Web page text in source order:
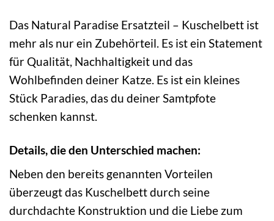
Das Natural Paradise Ersatzteil – Kuschelbett ist
mehr als nur ein Zubehörteil. Es ist ein Statement
für Qualität, Nachhaltigkeit und das
Wohlbefinden deiner Katze. Es ist ein kleines
Stück Paradies, das du deiner Samtpfote
schenken kannst.
Details, die den Unterschied machen:
Neben den bereits genannten Vorteilen
überzeugt das Kuschelbett durch seine
durchdachte Konstruktion und die Liebe zum